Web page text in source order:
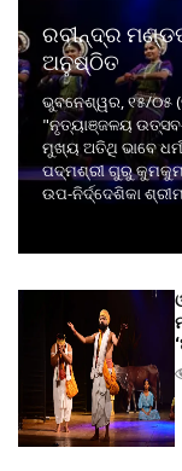
ରବୀନ୍ଦ୍ର
ଅନୁଷ୍ଠିତ
ଭୁବନେଶ୍ୱର, ୧୫/୦୫
"ନୃତ୍ୟାଞ୍ଜଳୟ
ମୁଖ୍ୟ ଅତିଥି ଭାବେ
ପଦ୍ମଶ୍ରୀ ଗୁରୁ କୁମକୁମ
ଉପ-ନିର୍ଦ୍ଦେଶିକା